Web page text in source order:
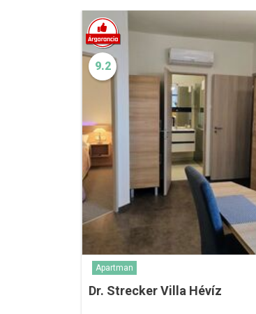
9.2
Apartman
Dr. Strecker Villa Hévíz